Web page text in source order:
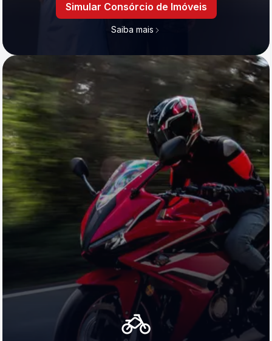
Simular Consórcio de Imóveis
Saiba mais